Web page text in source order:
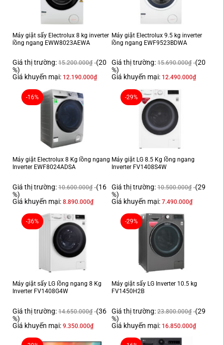
Hoạt động êm ái với động cơ truyền động trực
Ngoài ra, nhờ sử dụng động cơ truyền động trực tiếp, máy
giặt Samsung này còn giảm thiểu tiếng ồn đáng kể vì không cần sử dụng
dây curoa, giúp máy hoạt động êm ái và bền hơn.
Đánh bay vết bẩn, bảo vệ sợi vải hiệu quả
Máy giặt Samsung Inverter WA12T5360BV/SV sở hữu công
đáo, giúp đánh bay vết bẩn hiệu quả cũng như bảo vệ tối ưu sợi vải trong
Máy giặt sấy Electrolux 8 kg inverter
lồng ngang EWW8023AEWA
Giá thị trường: 15.200.000₫ (20
%)
Giá khuyến mại: 12.190.000₫
Máy giặt Electrolux 9.5 kg inverter
lồng ngang EWF9523BDWA
Giá thị trường: 15.690.000₫ (20
%)
Giá khuyến mại: 12.490.000₫
-16%
Máy giặt Electrolux 8 Kg lồng ngang
Inverter EWF8024ADSA
Giá thị trường: 10.600.000₫ (16
%)
Giá khuyến mại: 8.890.000₫
-29%
Máy giặt LG 8.5 Kg lồng ngang
Inverter FV1408S4W
Giá thị trường: 10.500.000₫ (29
%)
Giá khuyến mại: 7.490.000₫
-36%
Máy giặt sấy LG lồng ngang 8 Kg
Inverter FV1408G4W
Giá thị trường: 14.650.000₫ (36
%)
Giá khuyến mại: 9.350.000₫
-29%
Máy giặt sấy LG Inverter 10.5 kg
FV1450H2B
Giá thị trường: 23.800.000₫ (29
%)
Giá khuyến mại: 16.850.000₫